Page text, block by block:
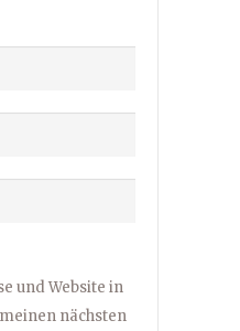
und Website in
nächsten